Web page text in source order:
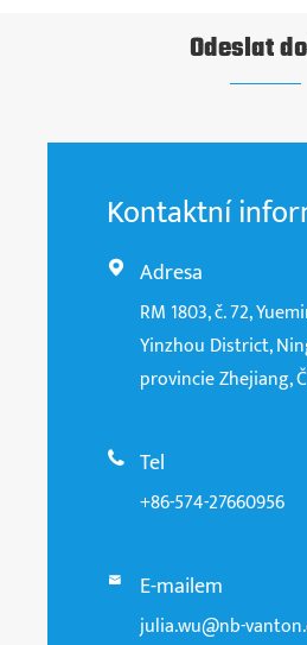
Odeslat
Kontaktní
 Adresa
RM 1803, č. 72,
Yinzhou District,
provincie Zhejiang,
 Tel
+86-574-27660956
 E-mailem
julia.wu@nb-